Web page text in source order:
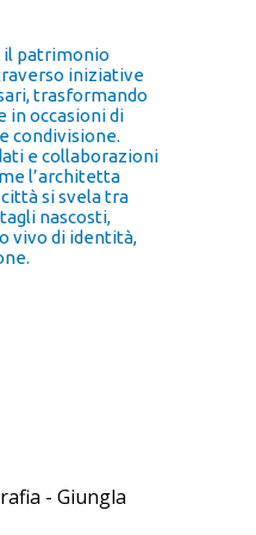
il patrimonio
iniziative
trasformando
in occasioni di
condivisione.
e collaborazioni
l’architetta
si svela tra
nascosti,
vivo di identità,